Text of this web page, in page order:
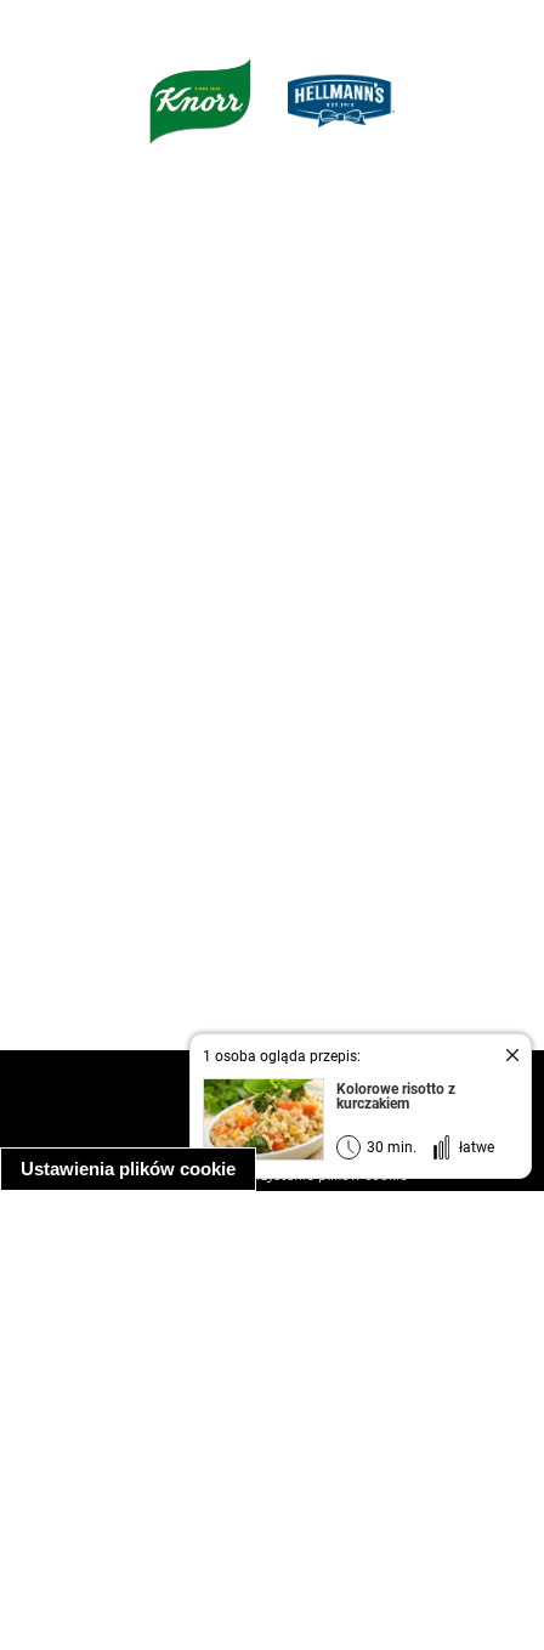
Ustawienia plików cookie
1 osoba ogląda przepis:
Kolorowe risotto z
kurczakiem
30 min. łatwe
kontakt
regulamin
informacja o prywatności
informacja o wykorzystaniu plików cookie